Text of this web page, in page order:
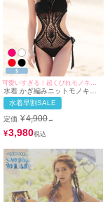
水着 かぎ編みニットモノキニ
ハイネックビキニ
水着早割SALE
定価 ¥4,900→
¥3,980